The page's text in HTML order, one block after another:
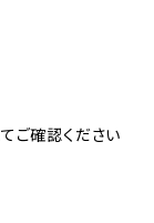
ご確認ください